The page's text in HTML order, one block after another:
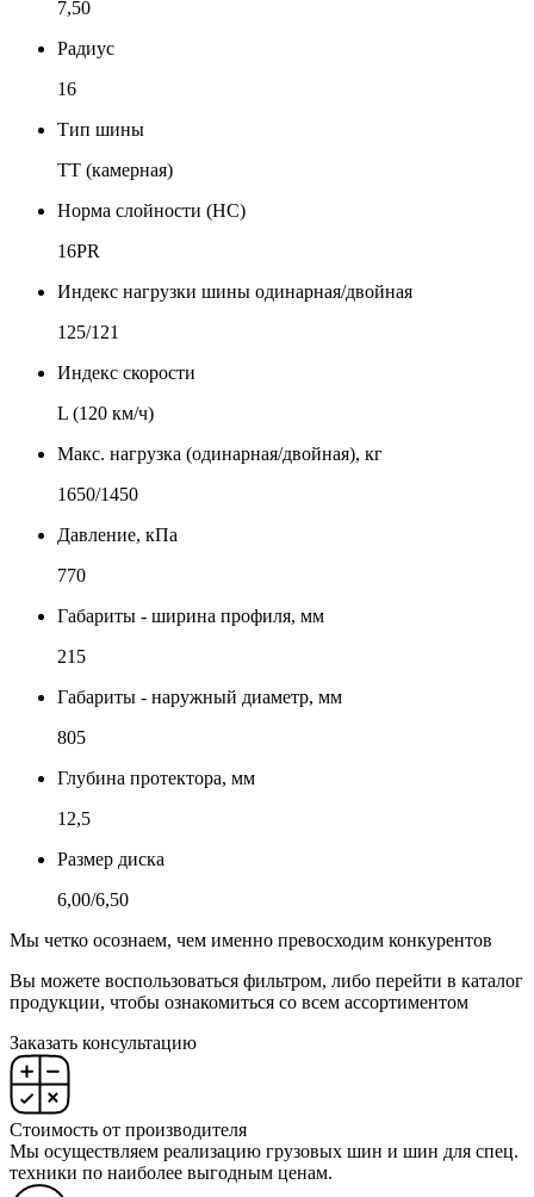
7,50
Радиус
16
Тип шины
TT (камерная)
Норма слойности (НС)
16PR
Индекс нагрузки шины одинарная/двойная
125/121
Индекс скорости
L (120 км/ч)
Макс. нагрузка (одинарная/двойная), кг
1650/1450
Давление, кПа
770
Габариты - ширина профиля, мм
215
Габариты - наружный диаметр, мм
805
Глубина протектора, мм
12,5
Размер диска
6,00/6,50
Мы четко осознаем, чем именно превосходим конкурентов
Вы можете воспользоваться фильтром, либо перейти в каталог
продукции, чтобы ознакомиться со всем ассортиментом
Заказать консультацию
Стоимость от производителя
Мы осуществляем реализацию грузовых шин и шин для спец.
техники по наиболее выгодным ценам.